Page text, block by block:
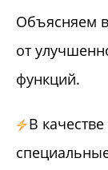
Объясняем
от
функций.
В